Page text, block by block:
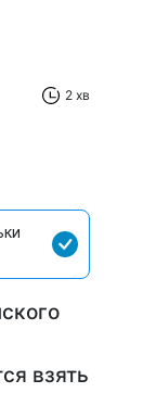
2 хв
взять